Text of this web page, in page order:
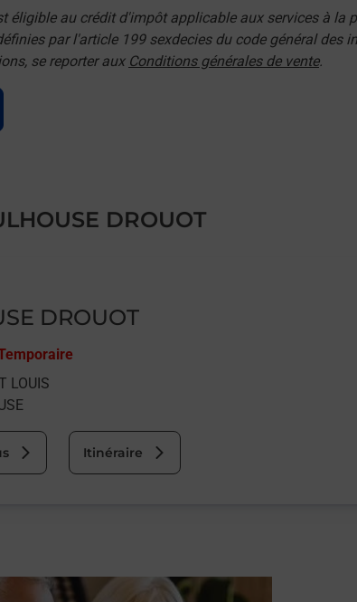
éligible au crédit d'impôt applicable aux services à la
par l'article 199 sexdecies du code général des
se reporter aux Conditions générales de vente.
nouvel onglet
DROUOT
DROUOT
LOUIS
Itinéraire